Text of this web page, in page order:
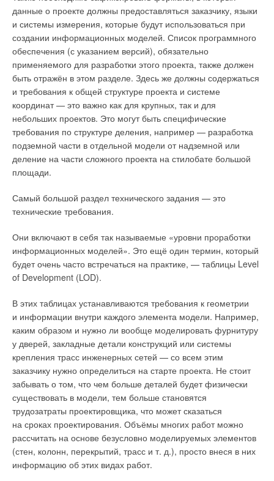
данные о проекте должны предоставляться заказчику, языки
и системы измерения, которые будут использоваться при
создании информационных моделей. Список программного
обеспечения (с указанием версий), обязательно
применяемого для разработки этого проекта, также должен
быть отражён в этом разделе. Здесь же должны содержаться
и требования к общей структуре проекта и системе
координат — это важно как для крупных, так и для
небольших проектов. Это могут быть специфические
требования по структуре деления, например — разработка
подземной части в отдельной модели от надземной или
деление на части сложного проекта на стилобате большой
площади.
Самый большой раздел технического задания — это
технические требования.
Они включают в себя так называемые «уровни проработки
информационных моделей». Это ещё один термин, который
будет очень часто встречаться на практике, — таблицы Level
of Development (LOD).
В этих таблицах устанавливаются требования к геометрии
и информации внутри каждого элемента модели. Например,
каким образом и нужно ли вообще моделировать фурнитуру
у дверей, закладные детали конструкций или системы
крепления трасс инженерных сетей — со всем этим
заказчику нужно определиться на старте проекта. Не стоит
забывать о том, что чем больше деталей будет физически
существовать в модели, тем больше становятся
трудозатраты проектировщика, что может сказаться
на сроках проектирования. Объёмы многих работ можно
рассчитать на основе безусловно моделируемых элементов
(стен, колонн, перекрытий, трасс и т. д.), просто внеся в них
информацию об этих видах работ.
Рис. 2. В веб-сервисе BIM 360® представлены
инструменты: Plan, Field, Project Management, Design
Collaboration, Model Coordination
Docs — среда общих данных, представляющая собой
файловое хранилище с набором различных функций. Это
возможность просмотра информационных моделей
с помощью Autodesk Forge Viewer, поддержка версионности
файлов, инструменты сравнения версий, файлов, обмен
информацией, замечаниями и управление другими
Рис. 3. Model Coordination — инструмент для команд
проектировщиков
Помимо BIM 360 Docs, в веб-сервисе BIM 360 представлены
и другие инструменты, такие как Plan, Field, Project
Management, Design Collaboration, Model Coordination
(рис. 2) и другие. Например, Model Coordination (рис. 3
и 4) — инструмент для команд проектировщиков,
обеспечивающий формирование сводной модели и её
онлайн-проверку на предмет коллизий. Мы видим, как
Рис. 4. Пример отчётов по системе водоснабжения,
полученные в «Умной воде» по данным информационной
модели
На основании расчётов инженер производит корректировку
созданной информационной модели. Кроме того,
Word и загрузить в систему Renga для оформления
документации по соответствующим разделам. Всё это
и помогает ему в принятии правильных технических
решений.
В завершение статьи ещё раз обозначим преимущества
информационной модели:
1. Точность передачи данных. Данные из информационной
модели передаются в расчётный комплекс без потери
информации, так как отсутствует влияние человеческого
фактора.
2. Скорость. Передача данных из BIM-системы в расчётную
происходит за считанные минуты.
3. Информативность. Инженеру доступны данные по
каждому расчётному участку, а также по всей проектируемой
системе в целом.